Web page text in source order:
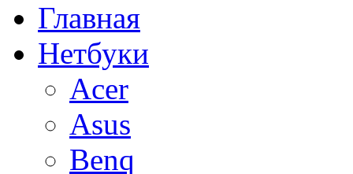
Главная
Нетбуки
Acer
Asus
Benq